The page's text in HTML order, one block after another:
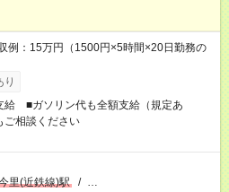
：15万円（1500円×5時間×20日勤務の
り
給 ■ガソリン代も全額支給（規定あ
相談ください
里(近鉄線)駅 / …